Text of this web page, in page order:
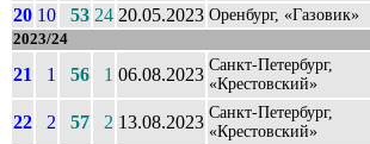
20 10 53 24 20.05.2023 Оренбург, «Газовик»
2023/24
21 1 56 1 06.08.2023 Санкт-Петербург,
«Крестовский»
22
2 57 2 13.08.2023 Санкт-Петербург,
«Крестовский»